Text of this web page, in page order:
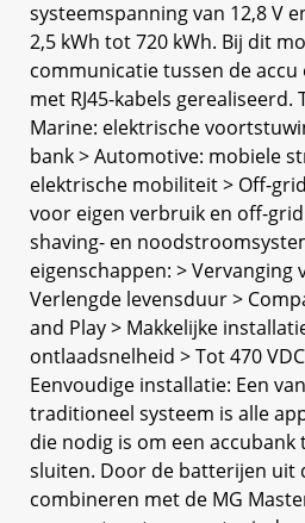
systeemspanning van 12,8 V
2,5 kWh tot 720 kWh. Bij dit
communicatie tussen de
met RJ45-kabels gerealiseerd.
Marine: elektrische
bank > Automotive: mobiele
elektrische mobiliteit > Off-
voor eigen verbruik en off-
shaving- en
eigenschappen: > Vervanging
Verlengde levensduur >
and Play > Makkelijke
ontlaadsnelheid > Tot 470
Eenvoudige installatie: Een
traditioneel systeem is alle
die nodig is om een ​​accubank
sluiten. Door de batterijen uit
combineren met de MG